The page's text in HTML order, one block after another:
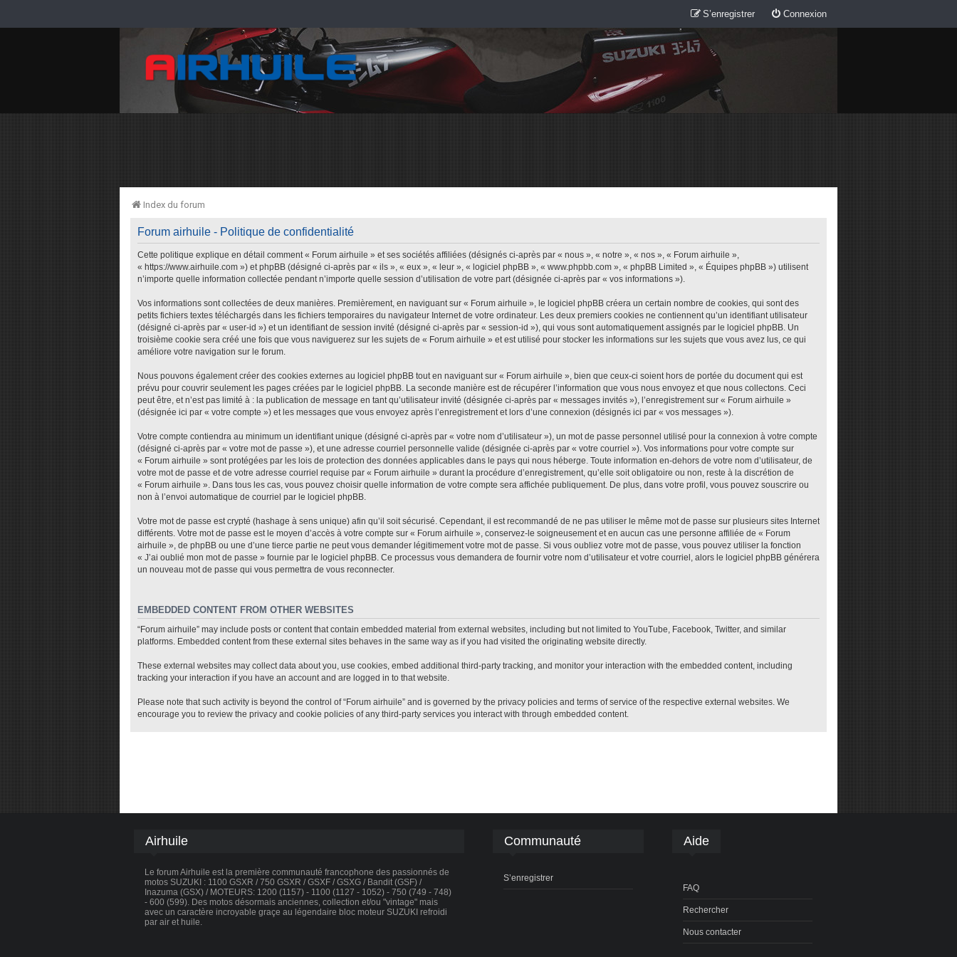
Connexion
S’enregistrer
Index du forum
Forum airhuile - Politique de confidentialité
Cette politique explique en détail comment « Forum airhuile » et ses sociétés affiliées (désignés ci-après par « nous », « notre », « nos », « Forum airhuile »,
« https://www.airhuile.com ») et phpBB (désigné ci-après par « ils », « eux », « leur », « logiciel phpBB », « www.phpbb.com », « phpBB Limited », « Équipes phpBB ») utilisent
n’importe quelle information collectée pendant n’importe quelle session d’utilisation de votre part (désignée ci-après par « vos informations »).
Vos informations sont collectées de deux manières. Premièrement, en naviguant sur « Forum airhuile », le logiciel phpBB créera un certain nombre de cookies, qui sont des
petits fichiers textes téléchargés dans les fichiers temporaires du navigateur Internet de votre ordinateur. Les deux premiers cookies ne contiennent qu’un identifiant utilisateur
(désigné ci-après par « user-id ») et un identifiant de session invité (désigné ci-après par « session-id »), qui vous sont automatiquement assignés par le logiciel phpBB. Un
troisième cookie sera créé une fois que vous naviguerez sur les sujets de « Forum airhuile » et est utilisé pour stocker les informations sur les sujets que vous avez lus, ce qui
améliore votre navigation sur le forum.
Nous pouvons également créer des cookies externes au logiciel phpBB tout en naviguant sur « Forum airhuile », bien que ceux-ci soient hors de portée du document qui est
prévu pour couvrir seulement les pages créées par le logiciel phpBB. La seconde manière est de récupérer l’information que vous nous envoyez et que nous collectons. Ceci
peut être, et n’est pas limité à : la publication de message en tant qu’utilisateur invité (désignée ci-après par « messages invités »), l’enregistrement sur « Forum airhuile »
(désignée ici par « votre compte ») et les messages que vous envoyez après l’enregistrement et lors d’une connexion (désignés ici par « vos messages »).
Votre compte contiendra au minimum un identifiant unique (désigné ci-après par « votre nom d’utilisateur »), un mot de passe personnel utilisé pour la connexion à votre compte
(désigné ci-après par « votre mot de passe »), et une adresse courriel personnelle valide (désignée ci-après par « votre courriel »). Vos informations pour votre compte sur
« Forum airhuile » sont protégées par les lois de protection des données applicables dans le pays qui nous héberge. Toute information en-dehors de votre nom d’utilisateur, de
votre mot de passe et de votre adresse courriel requise par « Forum airhuile » durant la procédure d’enregistrement, qu’elle soit obligatoire ou non, reste à la discrétion de
« Forum airhuile ». Dans tous les cas, vous pouvez choisir quelle information de votre compte sera affichée publiquement. De plus, dans votre profil, vous pouvez souscrire ou
non à l’envoi automatique de courriel par le logiciel phpBB.
Votre mot de passe est crypté (hashage à sens unique) afin qu’il soit sécurisé. Cependant, il est recommandé de ne pas utiliser le même mot de passe sur plusieurs sites Internet
différents. Votre mot de passe est le moyen d’accès à votre compte sur « Forum airhuile », conservez-le soigneusement et en aucun cas une personne affiliée de « Forum
airhuile », de phpBB ou une d’une tierce partie ne peut vous demander légitimement votre mot de passe. Si vous oubliez votre mot de passe, vous pouvez utiliser la fonction
« J’ai oublié mon mot de passe » fournie par le logiciel phpBB. Ce processus vous demandera de fournir votre nom d’utilisateur et votre courriel, alors le logiciel phpBB générera
un nouveau mot de passe qui vous permettra de vous reconnecter.
EMBEDDED CONTENT FROM OTHER WEBSITES
“Forum airhuile” may include posts or content that contain embedded material from external websites, including but not limited to YouTube, Facebook, Twitter, and similar
platforms. Embedded content from these external sites behaves in the same way as if you had visited the originating website directly.
These external websites may collect data about you, use cookies, embed additional third-party tracking, and monitor your interaction with the embedded content, including
tracking your interaction if you have an account and are logged in to that website.
Please note that such activity is beyond the control of “Forum airhuile” and is governed by the privacy policies and terms of service of the respective external websites. We
encourage you to review the privacy and cookie policies of any third-party services you interact with through embedded content.
Airhuile
Le forum Airhuile est la première communauté francophone des passionnés de
motos SUZUKI : 1100 GSXR / 750 GSXR / GSXF / GSXG / Bandit (GSF) /
Inazuma (GSX) / MOTEURS: 1200 (1157) - 1100 (1127 - 1052) - 750 (749 - 748)
- 600 (599). Des motos désormais anciennes, collection et/ou "vintage" mais
avec un caractère incroyable graçe au légendaire bloc moteur SUZUKI refroidi
par air et huile.
Communauté
S’enregistrer
Aide
FAQ
Rechercher
Nous contacter